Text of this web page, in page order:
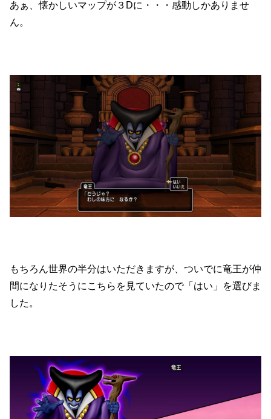
あぁ、懐かしいマップが３Dに・・・感動しかありませ
ん。
もちろん世界の半分はいただきますが、ついでに竜王が仲
間になりたそうにこちらを見ていたので「はい」を選びま
した。